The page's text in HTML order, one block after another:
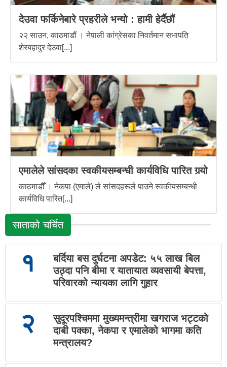
देउवा फर्किनेबारे प्रहरीले भन्यो : हामी हेर्दैछौं
२२ साउन, काठमाडौं । नेपाली कांग्रेसका निवर्तमान सभापति
शेरबहादुर देउवा[...]
एमालेले सांसदका स्वकीयसम्बन्धी कार्यविधि पारित गर्‍यो
काठमाडौँ । नेकपा (एमाले) ले सांसदहरूले पाउने स्वकीयसम्बन्धी
कार्यविधि पारित[...]
साताको चर्चित
१
बर्दिया बस दुर्घटना अपडेट: ५५ लाख बिल
उठ्दा पनि बीमा र यातायात व्यवसायी बेपत्ता,
परिवारको न्यायका लागि गुहार
२
सुदूरपश्चिममा मुख्यमन्त्रीमा खगराज भट्टको
दाबी पक्का, नेकपा र एमालेको भागमा कति
मन्त्रालय?